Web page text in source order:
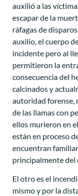
auxilió a las
escapar de la
ráfagas de
auxilio, el cuerpo
incidente pero al
permitieron la
consecuencia del
calcinados y
autoridad forense,
de las llamas con
ellos murieron en
están en proceso
encuentran
principalmente del
El otro es el
mismo y por la